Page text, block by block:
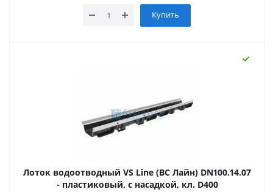
Купить
Лоток водоотводный VS Line (ВС Лайн) DN100.14.07
- пластиковый, с насадкой, кл. D400